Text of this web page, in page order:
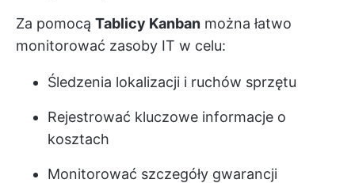
Za pomocą Tablicy Kanban można łatwo
monitorować zasoby IT w celu:
Śledzenia lokalizacji i ruchów sprzętu
Rejestrować kluczowe informacje o
kosztach
Monitorować szczegóły gwarancji